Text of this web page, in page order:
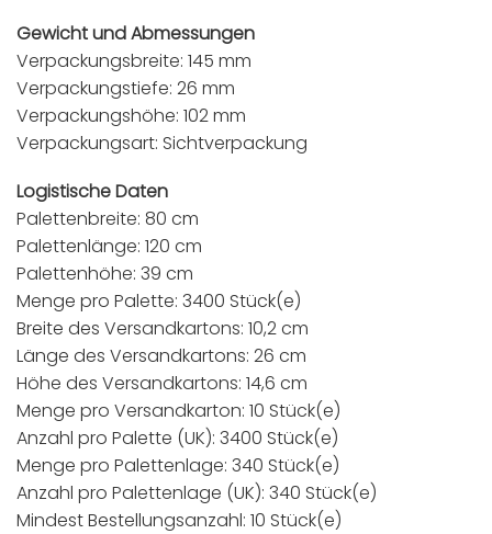
Gewicht und Abmessungen
Verpackungsbreite: 145 mm
Verpackungstiefe: 26 mm
Verpackungshöhe: 102 mm
Verpackungsart: Sichtverpackung
Logistische Daten
Palettenbreite: 80 cm
Palettenlänge: 120 cm
Palettenhöhe: 39 cm
Menge pro Palette: 3400 Stück(e)
Breite des Versandkartons: 10,2 cm
Länge des Versandkartons: 26 cm
Höhe des Versandkartons: 14,6 cm
Menge pro Versandkarton: 10 Stück(e)
Anzahl pro Palette (UK): 3400 Stück(e)
Menge pro Palettenlage: 340 Stück(e)
Anzahl pro Palettenlage (UK): 340 Stück(e)
Mindest Bestellungsanzahl: 10 Stück(e)